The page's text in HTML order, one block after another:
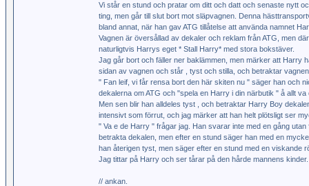
Vi står en stund och pratar om ditt och datt och senaste nytt
ting, men går till slut bort mot släpvagnen. Denna
bland annat, när han gav ATG tillåtelse att använda namnet
Vagnen är översållad av dekaler och reklam från ATG, men
naturligtvis Harrys eget * Stall Harry* med stora bokstäver.
Jag går bort och fäller ner baklämmen, men märker att Harry
sidan av vagnen och står , tyst och stilla, och betraktar
" Fan leif, vi får rensa bort den här skiten nu " säger han och
dekalerna om ATG och "spela en Harry i din närbutik " å allt va
Men sen blir han alldeles tyst , och betraktar Harry Boy
intensivt som förrut, och jag märker att han helt plötsligt ser
" Va e de Harry " frågar jag. Han svarar inte med en gång utan
betrakta dekalen, men efter en stund säger han med en
han återigen tyst, men säger efter en stund med en viskande
Jag tittar på Harry och ser tårar på den hårde mannens
// ankan.